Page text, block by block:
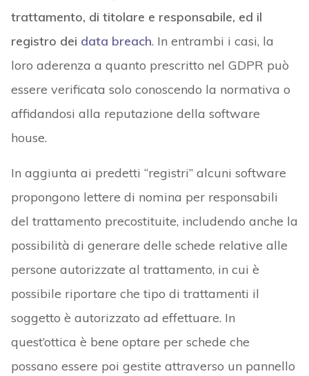
trattamento, di titolare e responsabile, ed il
registro dei data breach. In entrambi i casi, la
loro aderenza a quanto prescritto nel GDPR può
essere verificata solo conoscendo la normativa o
affidandosi alla reputazione della software
house.
In aggiunta ai predetti “registri” alcuni software
propongono lettere di nomina per responsabili
del trattamento precostituite, includendo anche la
possibilità di generare delle schede relative alle
persone autorizzate al trattamento, in cui è
possibile riportare che tipo di trattamenti il
soggetto è autorizzato ad effettuare. In
quest’ottica è bene optare per schede che
possano essere poi gestite attraverso un pannello